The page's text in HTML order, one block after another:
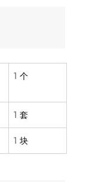
1 个
1 套
1 块